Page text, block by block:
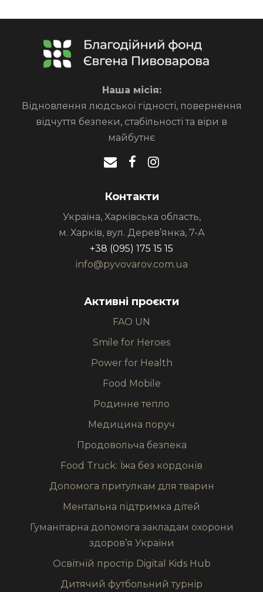
Наша місія:
Відновлення людської гідності, повернення
відчуття безпеки, стабільності та віри в
майбутнє
Контакти
Україна, Харківська область,
м. Харків, вул. Дерев’янка, 7-А
+38 (095) 175 15 15
info@pyvovarov.com.ua
Активні проєкти
FAO UN
Smile for Heroes
Power for Health
Food Mobile
Родинне тепло
Медицина поруч
Продовольча безпека
Food Truck: Їжа без кордонів
Допомога притулкам для тварин
Ментальна підтримка дітей
Гуманітарна допомога закладам охорони
здоров’я України
Освітній простір Digital Kids Hub
Дитячий футбольний турнір